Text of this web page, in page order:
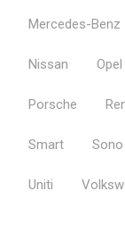
Mercedes-Benz
Nissan Opel
Porsche
Smart Sono
Uniti